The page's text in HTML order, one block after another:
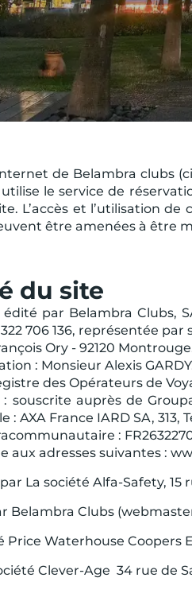
de Belambra clubs
le service de
L’accès et l’utilisation
être amenées à être
du site
par Belambra Clubs,
706 136, représentée par
Ory - 92120 Montrouge.
: Monsieur Alexis
des Opérateurs de
souscrite auprès de
: AXA France IARD SA, 313,
:
aux adresses suivantes :
La société Alfa-Safety, 15
Belambra Clubs
Price Waterhouse Coopers
Clever-Age 34 rue de